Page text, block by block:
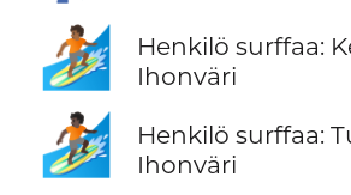
🏄🏾
Henkilö surffaa:
Ihonväri
🏄🏿
Henkilö surffaa:
Ihonväri